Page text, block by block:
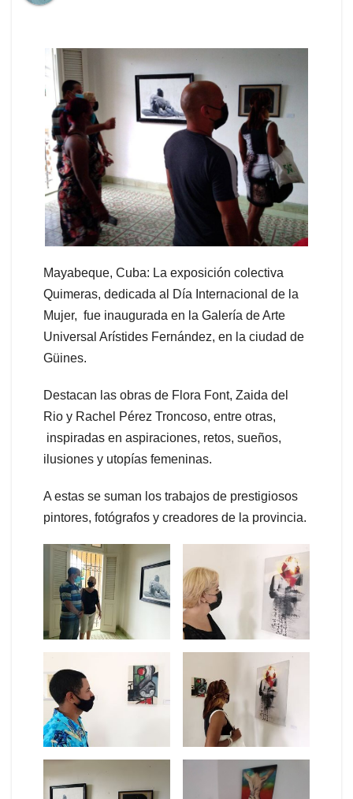
Mayabeque, Cuba: La exposición colectiva
Quimeras, dedicada al Día Internacional de la
Mujer, fue inaugurada en la Galería de Arte
Universal Arístides Fernández, en la ciudad de
Güines.
Destacan las obras de Flora Font, Zaida del
Rio y Rachel Pérez Troncoso, entre otras,
inspiradas en aspiraciones, retos, sueños,
ilusiones y utopías femeninas.
A estas se suman los trabajos de prestigiosos
pintores, fotógrafos y creadores de la provincia.